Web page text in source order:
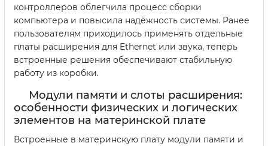
контроллеров облегчила процесс сборки
компьютера и повысила надёжность системы. Ранее
пользователям приходилось применять отдельные
платы расширения для Ethernet или звука, теперь
встроенные решения обеспечивают стабильную
работу из коробки.
Модули памяти и слоты расширения:
особенности физических и логических
элементов на материнской плате
Встроенные в материнскую плату модули памяти и